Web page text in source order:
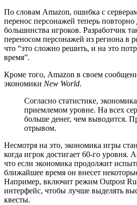
По словам Amazon, ошибка с
перенос персонажей теперь повторно
большинства игроков. Разработчик
переносом персонажей из региона в
что “это сложно решить, и на это
время”.
Кроме того, Amazon в своем
экономики New World.
Согласно статистике,
приемлемом уровне. На всех
больше денег, чем выводится.
отрывом.
Несмотря на это, экономика игры
когда игрок достигает 60-го уровня.
что если экономика продолжит
ближайшее время он внесет
Например, включит режим Outpost
интерфейс, чтобы лучше выделять
квесты.